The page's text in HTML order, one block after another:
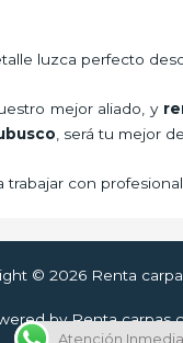
luzca perfecto
mejor aliado, y
, será tu mejor
trabajar con
© 2026 Renta
by Renta carpas
Atención